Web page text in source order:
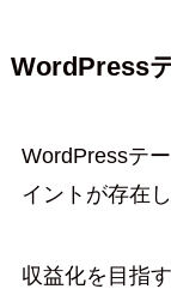
WordPress
WordPressテ
イントが存在し
収益化を目指